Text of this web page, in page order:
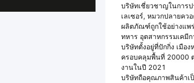
บริษัทเชี่ยวชาญในการป
เลเซอร์, หมวกปลายค
ผลิตภัณฑ์ถูกใช้อย่างแพ
ทหาร อุตสาหกรรมเคมี
บริษัทตั้งอยู่ที่ปักกิ่ง เมือ
ครอบคลุมพื้นที่ 20000
งานในปี 2021
บริษัทถือคุณภาพสินค้าเ